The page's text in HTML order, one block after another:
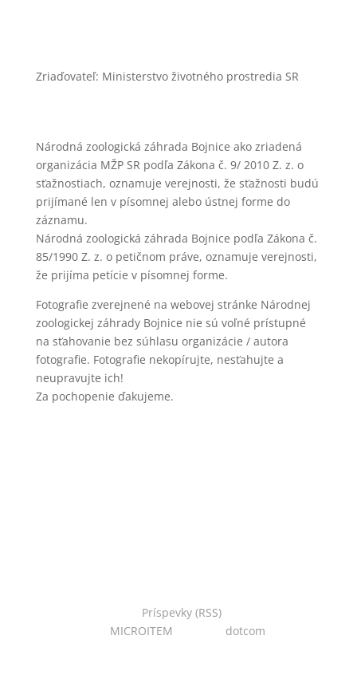
Zriaďovateľ: Ministerstvo životného prostredia SR
Národná zoologická záhrada Bojnice ako zriadená
organizácia MŽP SR podľa Zákona č. 9/ 2010 Z. z. o
sťažnostiach, oznamuje verejnosti, že sťažnosti budú
prijímané len v písomnej alebo ústnej forme do
záznamu.
Národná zoologická záhrada Bojnice podľa Zákona č.
85/1990 Z. z. o petičnom práve, oznamuje verejnosti,
že prijíma petície v písomnej forme.
Fotografie zverejnené na webovej stránke Národnej
zoologickej záhrady Bojnice nie sú voľné prístupné
na sťahovanie bez súhlasu organizácie / autora
fotografie. Fotografie nekopírujte, nesťahujte a
neupravujte ich!
Za pochopenie ďakujeme.
Príspevky (RSS)
MICROITEM dotcom